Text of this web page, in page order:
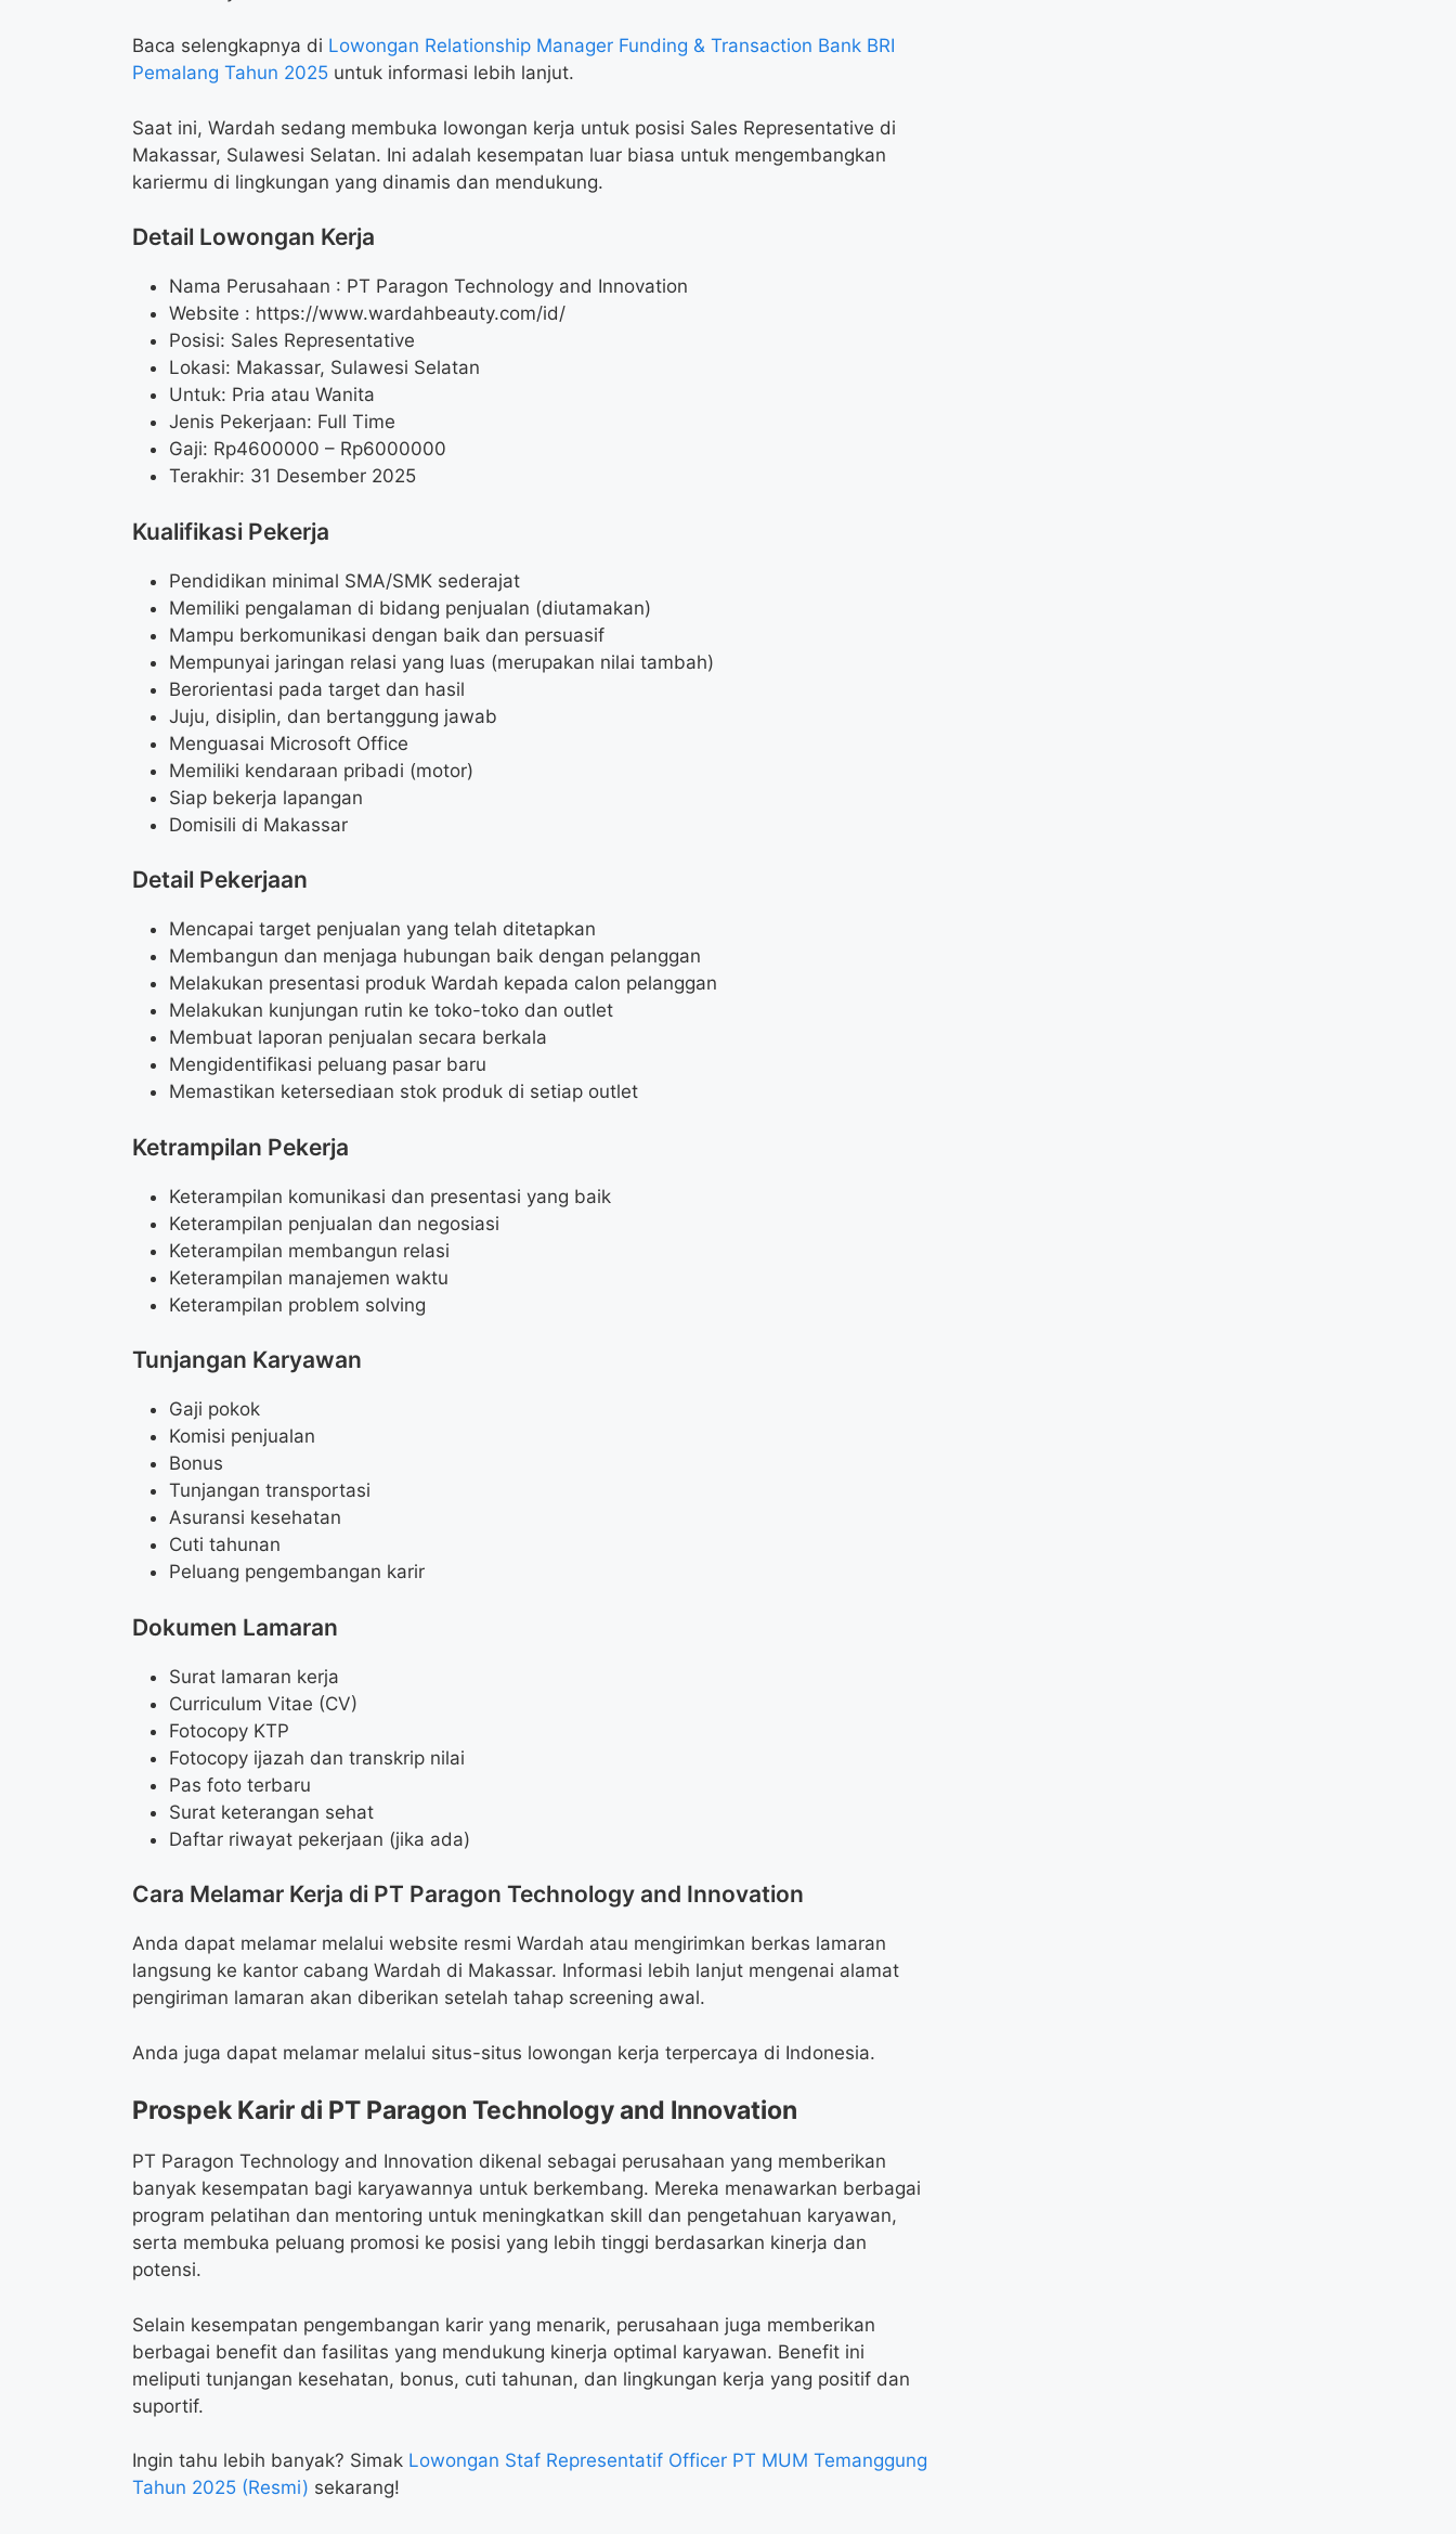
Baca selengkapnya di Lowongan Relationship Manager Funding & Transaction Bank BRI
Pemalang Tahun 2025 untuk informasi lebih lanjut.
Saat ini, Wardah sedang membuka lowongan kerja untuk posisi Sales Representative di
Makassar, Sulawesi Selatan. Ini adalah kesempatan luar biasa untuk mengembangkan
kariermu di lingkungan yang dinamis dan mendukung.
Detail Lowongan Kerja
Nama Perusahaan : PT Paragon Technology and Innovation
Website : https://www.wardahbeauty.com/id/
Posisi: Sales Representative
Lokasi: Makassar, Sulawesi Selatan
Untuk: Pria atau Wanita
Jenis Pekerjaan: Full Time
Gaji: Rp4600000 – Rp6000000
Terakhir: 31 Desember 2025
Kualifikasi Pekerja
Pendidikan minimal SMA/SMK sederajat
Memiliki pengalaman di bidang penjualan (diutamakan)
Mampu berkomunikasi dengan baik dan persuasif
Mempunyai jaringan relasi yang luas (merupakan nilai tambah)
Berorientasi pada target dan hasil
Juju, disiplin, dan bertanggung jawab
Menguasai Microsoft Office
Memiliki kendaraan pribadi (motor)
Siap bekerja lapangan
Domisili di Makassar
Detail Pekerjaan
Mencapai target penjualan yang telah ditetapkan
Membangun dan menjaga hubungan baik dengan pelanggan
Melakukan presentasi produk Wardah kepada calon pelanggan
Melakukan kunjungan rutin ke toko-toko dan outlet
Membuat laporan penjualan secara berkala
Mengidentifikasi peluang pasar baru
Memastikan ketersediaan stok produk di setiap outlet
Ketrampilan Pekerja
Keterampilan komunikasi dan presentasi yang baik
Keterampilan penjualan dan negosiasi
Keterampilan membangun relasi
Keterampilan manajemen waktu
Keterampilan problem solving
Tunjangan Karyawan
Gaji pokok
Komisi penjualan
Bonus
Tunjangan transportasi
Asuransi kesehatan
Cuti tahunan
Peluang pengembangan karir
Dokumen Lamaran
Surat lamaran kerja
Curriculum Vitae (CV)
Fotocopy KTP
Fotocopy ijazah dan transkrip nilai
Pas foto terbaru
Surat keterangan sehat
Daftar riwayat pekerjaan (jika ada)
Cara Melamar Kerja di PT Paragon Technology and Innovation
Anda dapat melamar melalui website resmi Wardah atau mengirimkan berkas lamaran
langsung ke kantor cabang Wardah di Makassar. Informasi lebih lanjut mengenai alamat
pengiriman lamaran akan diberikan setelah tahap screening awal.
Anda juga dapat melamar melalui situs-situs lowongan kerja terpercaya di Indonesia.
Prospek Karir di PT Paragon Technology and Innovation
PT Paragon Technology and Innovation dikenal sebagai perusahaan yang memberikan
banyak kesempatan bagi karyawannya untuk berkembang. Mereka menawarkan berbagai
program pelatihan dan mentoring untuk meningkatkan skill dan pengetahuan karyawan,
serta membuka peluang promosi ke posisi yang lebih tinggi berdasarkan kinerja dan
potensi.
Selain kesempatan pengembangan karir yang menarik, perusahaan juga memberikan
berbagai benefit dan fasilitas yang mendukung kinerja optimal karyawan. Benefit ini
meliputi tunjangan kesehatan, bonus, cuti tahunan, dan lingkungan kerja yang positif dan
suportif.
Ingin tahu lebih banyak? Simak Lowongan Staf Representatif Officer PT MUM Temanggung
Tahun 2025 (Resmi) sekarang!